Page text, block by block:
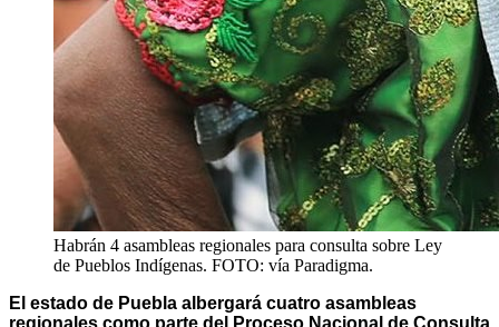
Habrán 4 asambleas regionales para consulta sobre Ley
de Pueblos Indígenas. FOTO: vía Paradigma.
El estado de Puebla albergará cuatro asambleas
regionales como parte del Proceso Nacional de Consulta